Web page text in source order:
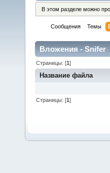
В этом разделе можно
Сообщения Темы
Вложения - Snifer
Страницы: [1]
Название файла
Страницы: [1]